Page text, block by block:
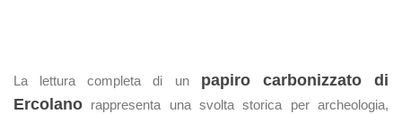
La lettura completa di un papiro carbonizzato di
Ercolano rappresenta una svolta storica per archeologia,